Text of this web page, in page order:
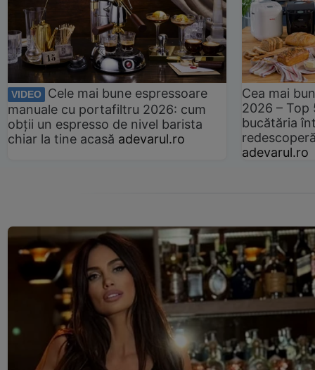
VIDEO
Cele mai bune espressoare
manuale cu portafiltru 2026: cum
obții un espresso de nivel barista
chiar la tine acasă adevarul.ro
Cea mai
2026 –
bucătăria
adevarul.ro